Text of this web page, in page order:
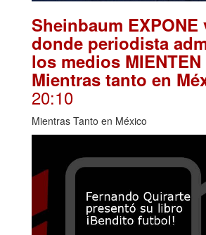
Sheinbaum EXPONE
donde periodista
los medios MIENTEN
Mientras tanto en
20:10
Mientras Tanto en México